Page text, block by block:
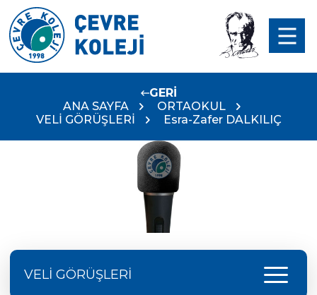
GERİ
ANA SAYFA
ORTAOKUL
VELİ GÖRÜŞLERİ
Esra-Zafer DALKILIÇ
VELİ GÖRÜŞLERİ menu